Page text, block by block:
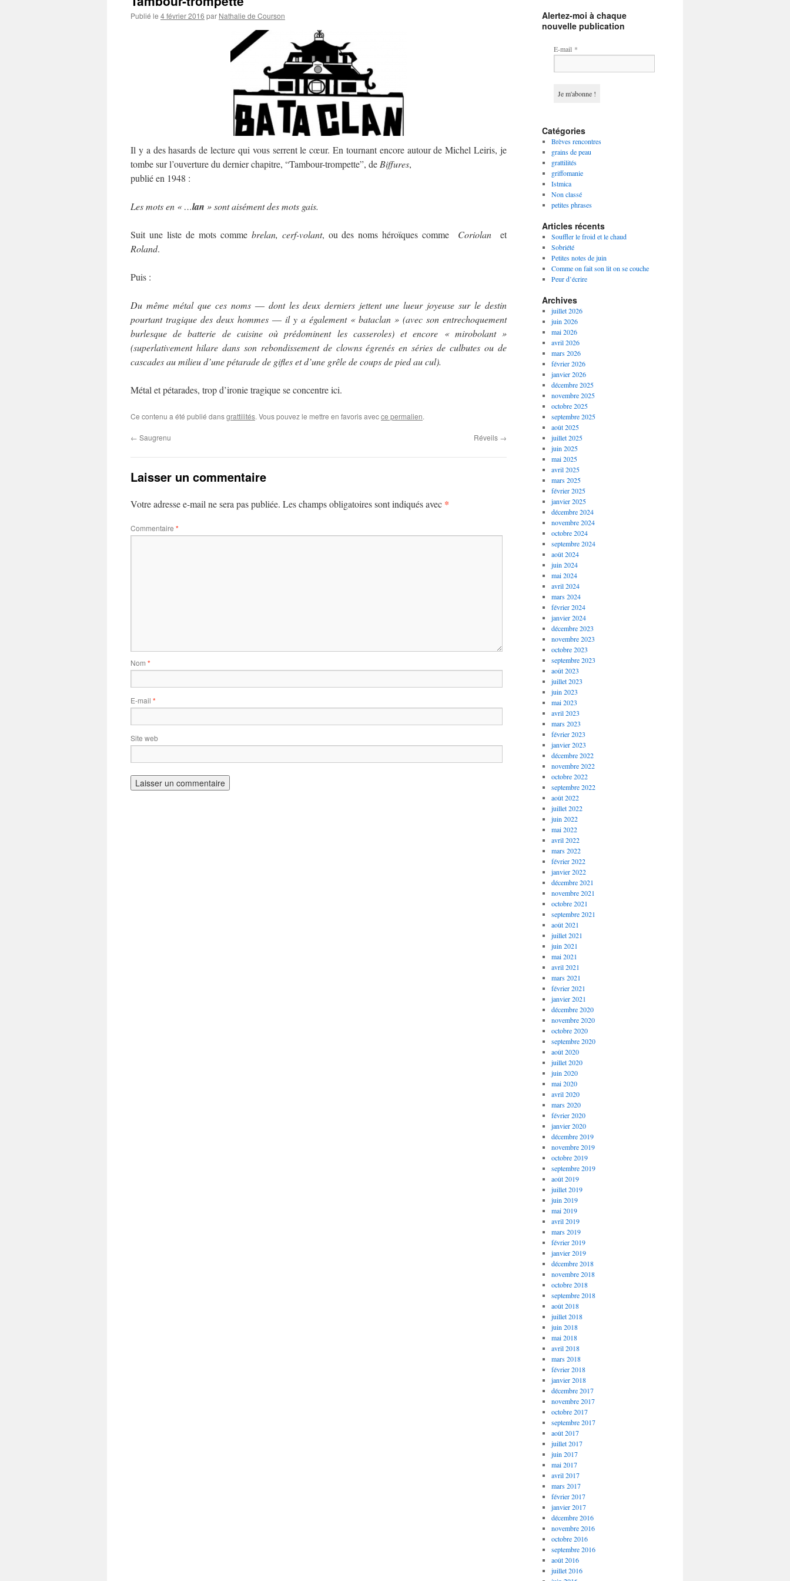
Publié le 4 février 2016 par Nathalie de Courson
Il y a des hasards de lecture qui vous serrent le cœur. En tournant encore autour de MichelLeiris, je
tombe sur l’ouverture du dernier chapitre, “Tambour-trompette”, de Biffures,
publié en 1948 :
Les mots en « …lan » sont aisément des mots gais.
Suit une liste de mots comme brelan, cerf-volant, ou des noms héroïques comme Coriolan et
Roland.
Puis :
Du même métal que ces noms ― dont les deux derniers jettent une lueur joyeuse sur le destin
pourtant tragique des deux hommes ― il y a également « bataclan » (avec son entrechoquement
burlesque de batterie de cuisine où prédominent les casseroles) et encore « mirobolant »
(superlativement hilare dans son rebondissement de clowns égrenés en séries de culbutes ou de
cascades au milieu d’une pétarade de gifles et d’une grêle de coups de pied au cul).
Métal et pétarades, trop d’ironie tragique se concentre ici.
Ce contenu a été publié dansgrattilités. Vous pouvez le mettre en favoris avecce permalien.
← Saugrenu Réveils →
Laisser un commentaire
Votre adresse e-mail ne sera pas publiée. Les champs obligatoires sont indiqués avec *
Commentaire *
Nom *
E-mail *
Site web
Alertez-moi à chaque
nouvelle publication
E-mail *
Catégories
Brèves rencontres
grains de peau
grattilités
griffomanie
Istmica
Non classé
petites phrases
Articles récents
Souffler le froid et le chaud
Sobriété
Petites notes de juin
Comme on fait son lit on se couche
Peur d’écrire
Archives
juillet 2026
juin 2026
mai 2026
avril 2026
mars 2026
février 2026
janvier 2026
décembre 2025
novembre 2025
octobre 2025
septembre 2025
août 2025
juillet 2025
juin 2025
mai 2025
avril 2025
mars 2025
février 2025
janvier 2025
décembre 2024
novembre 2024
octobre 2024
septembre 2024
août 2024
juin 2024
mai 2024
avril 2024
mars 2024
février 2024
janvier 2024
décembre 2023
novembre 2023
octobre 2023
septembre 2023
août 2023
juillet 2023
juin 2023
mai 2023
avril 2023
mars 2023
février 2023
janvier 2023
décembre 2022
novembre 2022
octobre 2022
septembre 2022
août 2022
juillet 2022
juin 2022
mai 2022
avril 2022
mars 2022
février 2022
janvier 2022
décembre 2021
novembre 2021
octobre 2021
septembre 2021
août 2021
juillet 2021
juin 2021
mai 2021
avril 2021
mars 2021
février 2021
janvier 2021
décembre 2020
novembre 2020
octobre 2020
septembre 2020
août 2020
juillet 2020
juin 2020
mai 2020
avril 2020
mars 2020
février 2020
janvier 2020
décembre 2019
novembre 2019
octobre 2019
septembre 2019
août 2019
juillet 2019
juin 2019
mai 2019
avril 2019
mars 2019
février 2019
janvier 2019
décembre 2018
novembre 2018
octobre 2018
septembre 2018
août 2018
juillet 2018
juin 2018
mai 2018
avril 2018
mars 2018
février 2018
janvier 2018
décembre 2017
novembre 2017
octobre 2017
septembre 2017
août 2017
juillet 2017
juin 2017
mai 2017
avril 2017
mars 2017
février 2017
janvier 2017
décembre 2016
novembre 2016
octobre 2016
septembre 2016
août 2016
juillet 2016